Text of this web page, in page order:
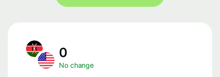
0
No change